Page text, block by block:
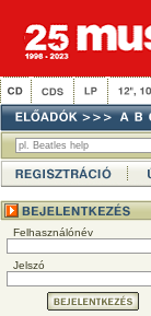
Felhasználónév
Jelszó